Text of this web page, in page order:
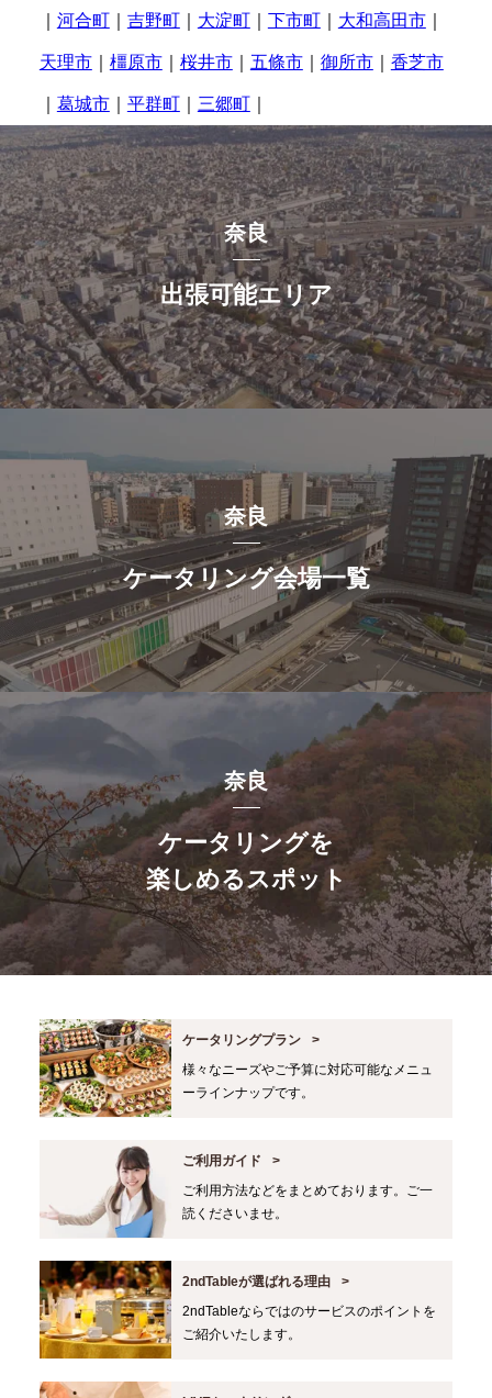
河合町｜ 吉野町｜ 大淀町｜ 下市町｜ 大和高田市｜
天理市｜ 橿原市｜ 桜井市｜ 五條市｜ 御所市｜ 香芝市
葛城市｜ 平群町｜ 三郷町｜
奈良
出張可能エリア
奈良
ケータリング会場一覧
奈良
ケータリングを
楽しめるスポット
ケータリングプラン
様々なニーズやご予算に対応可能なメニュ
ーラインナップです。
ご利用ガイド
ご利用方法などをまとめております。ご一
読くださいませ。
2ndTableが選ばれる理由
2ndTableならではのサービスのポイントを
ご紹介いたします。